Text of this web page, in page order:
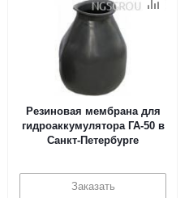
Резиновая мембрана для
гидроаккумулятора ГА-50 в
Санкт-Петербурге
Заказать